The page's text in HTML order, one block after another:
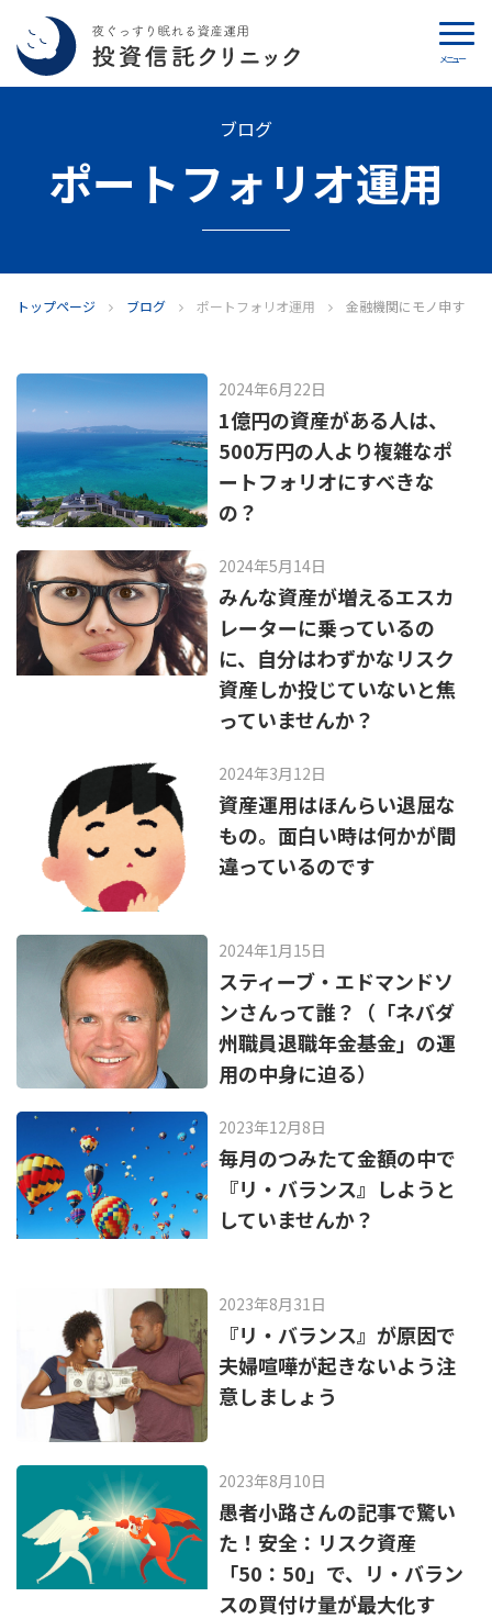
メニュー
ブログ
よくあるご質問
お問い合わせ
ブログ
ポートフォリオ運用
トップページ ブログ ポートフォリオ運用 金融機関にモノ申す
2024年6月22日
1億円の資産がある人は、
500万円の人より複雑なポ
ートフォリオにすべきな
の？
2024年5月14日
みんな資産が増えるエスカ
レーターに乗っているの
に、自分はわずかなリスク
資産しか投じていないと焦
っていませんか？
2024年3月12日
資産運用はほんらい退屈な
もの。面白い時は何かが間
違っているのです
2024年1月15日
スティーブ・エドマンドソ
ンさんって誰？（「ネバダ
州職員退職年金基金」の運
用の中身に迫る）
2023年12月8日
毎月のつみたて金額の中で
『リ・バランス』しようと
していませんか？
2023年8月31日
『リ・バランス』が原因で
夫婦喧嘩が起きないよう注
意しましょう
2023年8月10日
愚者小路さんの記事で驚い
た！安全：リスク資産
「50：50」で、リ・バラン
スの買付け量が最大化す